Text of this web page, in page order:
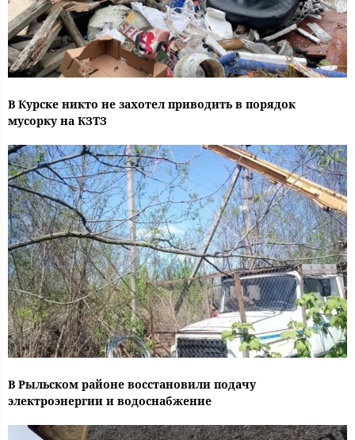
В Курске никто не захотел приводить в порядок
мусорку на КЗТЗ
В Рыльском районе восстановили подачу
электроэнергии и водоснабжение